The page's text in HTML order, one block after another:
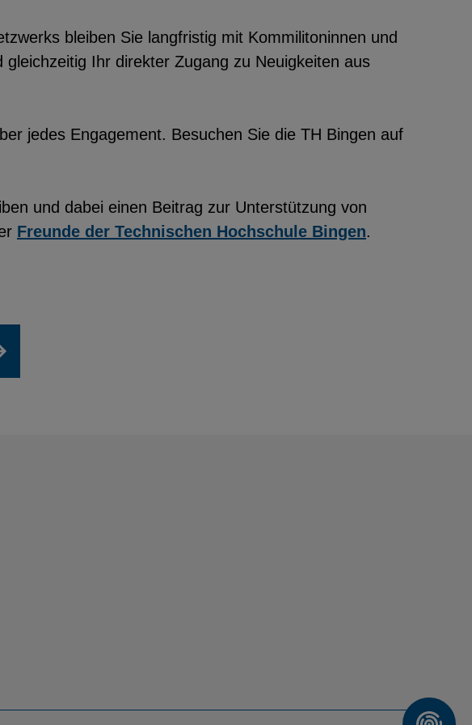
bleiben Sie langfristig mit Kommilitoninnen und
Ihr direkter Zugang zu Neuigkeiten aus
jedes Engagement. Besuchen Sie die TH Bingen auf
und dabei einen Beitrag zur Unterstützung von
Freunde der Technischen Hochschule Bingen.